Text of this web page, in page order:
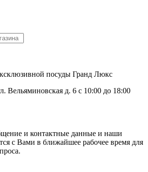
посуды Гранд Люкс
Вельяминовская д. 6 с 10:00 до 18:00
и контактные данные и наши
с Вами в ближайшее рабочее время для